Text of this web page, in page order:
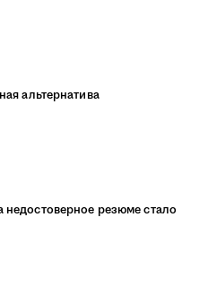
альтернатива
недостоверное резюме стало